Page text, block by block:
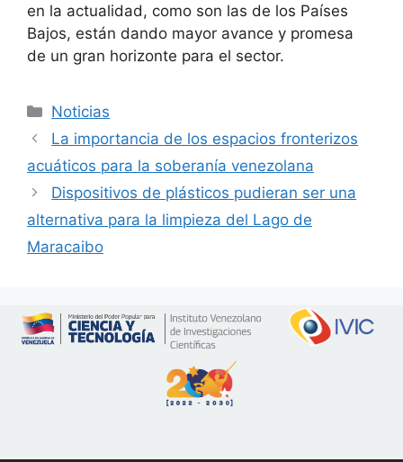
en la actualidad, como son las de los Países
Bajos, están dando mayor avance y promesa
de un gran horizonte para el sector.
Noticias
La importancia de los espacios fronterizos
acuáticos para la soberanía venezolana
Dispositivos de plásticos pudieran ser una
alternativa para la limpieza del Lago de
Maracaibo